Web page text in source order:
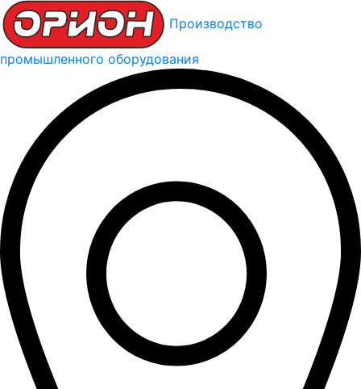
Производство
промышленного оборудования